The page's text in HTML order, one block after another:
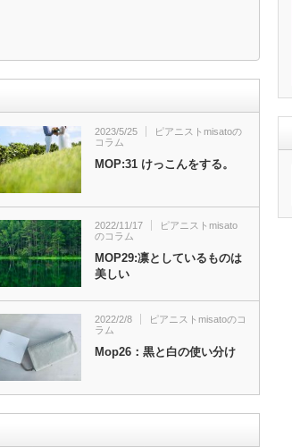
2023/5/25
ピアニストmisatoの
コラム
MOP:31 けっこんをする。
2022/11/17
ピアニストmisato
のコラム
MOP29:凛としているものは
美しい
2022/2/8
ピアニストmisatoのコ
ラム
Mop26：黒と白の使い分け